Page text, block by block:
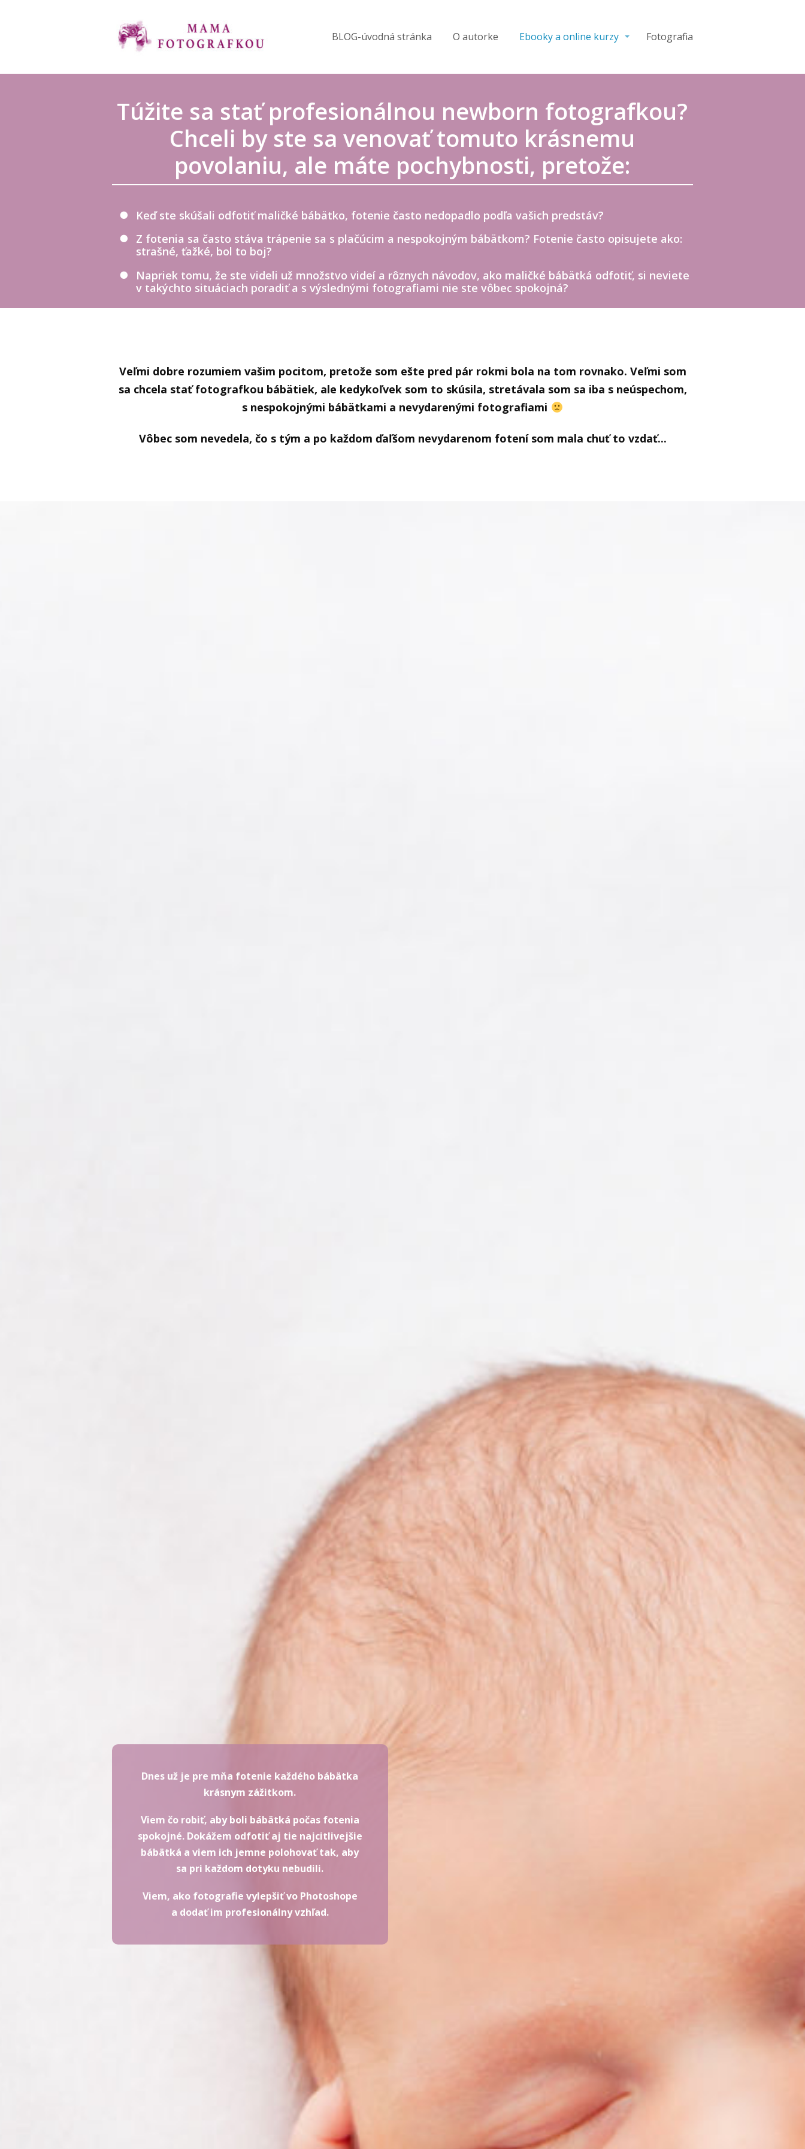
BLOG-úvodná stránka O autorke Ebooky a online kurzy Fotografia
Túžite sa stať profesionálnou newborn fotografkou?
Chceli by ste sa venovať tomuto krásnemu
povolaniu, ale máte pochybnosti, pretože:
Keď ste skúšali odfotiť maličké bábätko, fotenie často nedopadlo podľa vašich predstáv?
Z fotenia sa často stáva trápenie sa s plačúcim a nespokojným bábätkom? Fotenie často opisujete ako:
strašné, ťažké, bol to boj?
Napriek tomu, že ste videli už množstvo videí a rôznych návodov, ako maličké bábätká odfotiť, si neviete
v takýchto situáciach poradiť a s výslednými fotografiami nie ste vôbec spokojná?
Veľmi dobre rozumiem vašim pocitom, pretože som ešte pred pár rokmi bola na tom rovnako. Veľmi som
sa chcela stať fotografkou bábätiek, ale kedykoľvek som to skúsila, stretávala som sa iba s neúspechom,
s nespokojnými bábätkami a nevydarenými fotografiami
Vôbec som nevedela, čo s tým a po každom ďaľšom nevydarenom fotení som mala chuť to vzdať...
Dnes už je pre mňa fotenie každého bábätka
krásnym zážitkom.
Viem čo robiť, aby boli bábätká počas fotenia
spokojné. Dokážem odfotiť aj tie najcitlivejšie
bábätká a viem ich jemne polohovať tak, aby
sa pri každom dotyku nebudili.
Viem, ako fotografie vylepšiť vo Photoshope
a dodať im profesionálny vzhľad.